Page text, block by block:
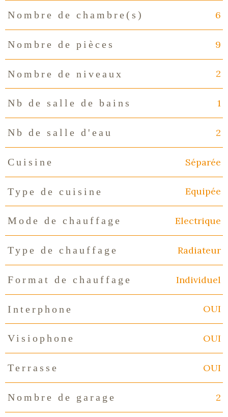
Nombre de chambre(s) 6
Nombre de pièces 9
Nombre de niveaux 2
Nb de salle de bains 1
Nb de salle d'eau 2
Cuisine Séparée
Type de cuisine Equipée
Mode de chauffage Electrique
Type de chauffage Radiateur
Format de chauffage Individuel
Interphone OUI
Visiophone OUI
Terrasse OUI
Nombre de garage 2